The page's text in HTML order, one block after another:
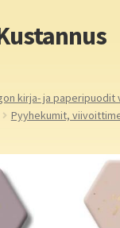
kirja- ja paperipuodit
Pyyhekumit,